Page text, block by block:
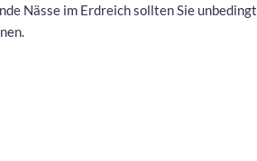
Nässe im Erdreich sollten Sie